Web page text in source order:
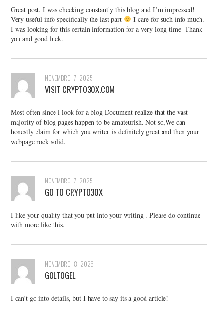
Great post. I was checking constantly this blog and I’m impressed!
Very useful info specifically the last part
I care for such info much.
I was looking for this certain information for a very long time. Thank
you and good luck.
NOVEMBRO 17, 2025
VISIT CRYPTO30X.COM
Most often since i look for a blog Document realize that the vast
majority of blog pages happen to be amateurish. Not so,We can
honestly claim for which you writen is definitely great and then your
webpage rock solid.
NOVEMBRO 17, 2025
GO TO CRYPTO30X
I like your quality that you put into your writing . Please do continue
with more like this.
NOVEMBRO 18, 2025
GOLTOGEL
I can’t go into details, but I have to say its a good article!